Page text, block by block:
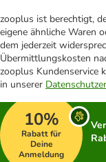
zooplus ist berechtigt,
eigene ähnliche Waren
dem jederzeit
Übermittlungskosten
zooplus Kundenservice
in unserer
10%
Rabatt für
Deine
Anmeldung